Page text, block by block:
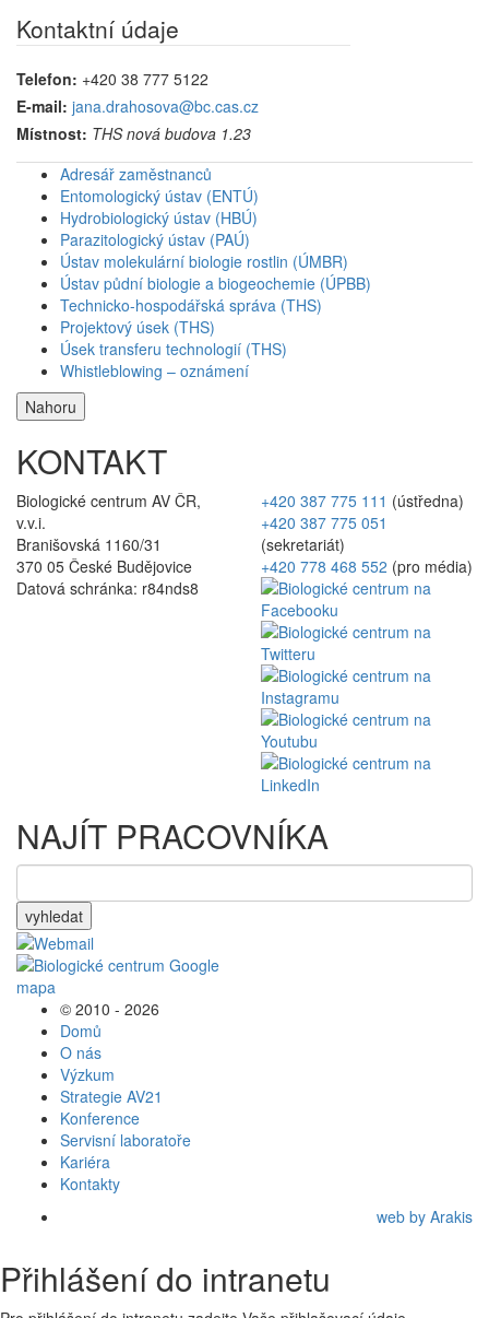
Kontaktní údaje
Telefon: +420 38 777 5122
E-mail: jana.drahosova@bc.cas.cz
Místnost: THS nová budova 1.23
Adresář zaměstnanců
Entomologický ústav (ENTÚ)
Hydrobiologický ústav (HBÚ)
Parazitologický ústav (PAÚ)
Ústav molekulární biologie rostlin (ÚMBR)
Ústav půdní biologie a biogeochemie (ÚPBB)
Technicko-hospodářská správa (THS)
Projektový úsek (THS)
Úsek transferu technologií (THS)
Whistleblowing – oznámení
Nahoru
KONTAKT
Biologické centrum AV ČR,
v.v.i.
Branišovská 1160/31
370 05 České Budějovice
Datová schránka: r84nds8
+420 387 775 111 (ústředna)
+420 387 775 051
(sekretariát)
+420 778 468 552 (pro média)
NAJÍT PRACOVNÍKA
vyhledat
© 2010 - 2026
Domů
O nás
Výzkum
Strategie AV21
Konference
Servisní laboratoře
Kariéra
Kontakty
web by Arakis
Přihlášení do intranetu